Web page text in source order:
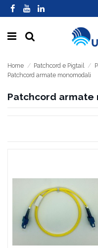
Home Patchcord e Pigtail
Patchcord armate monomodali
Patchcord armate